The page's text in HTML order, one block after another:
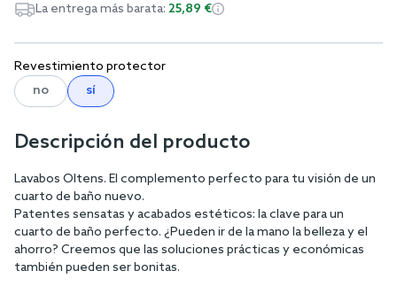
Revestimiento protector
no
sí
La entrega más barata: 25,89 €
Descripción del producto
Lavabos Oltens. El complemento perfecto para tu visión de un
cuarto de baño nuevo.
Patentes sensatas y acabados estéticos: la clave para un
cuarto de baño perfecto. ¿Pueden ir de la mano la belleza y el
ahorro? Creemos que las soluciones prácticas y económicas
también pueden ser bonitas.